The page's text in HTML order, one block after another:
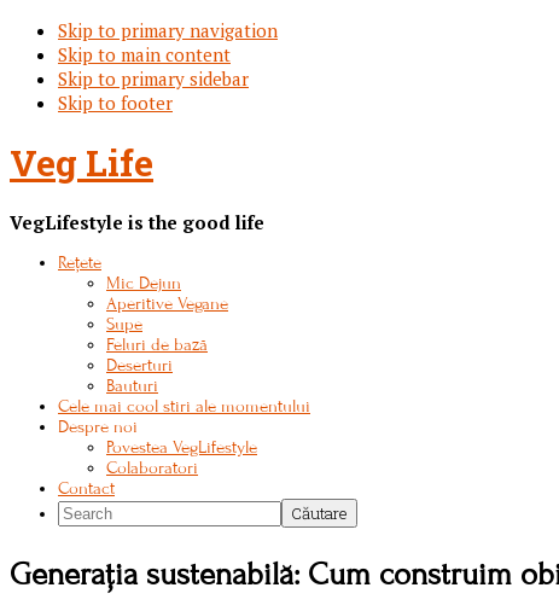
Skip to primary navigation
Skip to main content
Skip to primary sidebar
Skip to footer
Veg Life
VegLifestyle is the good life
Rețete
Mic Dejun
Aperitive Vegane
Supe
Feluri de bază
Deserturi
Bauturi
Cele mai cool stiri ale momentului
Despre noi
Povestea VegLifestyle
Colaboratori
Contact
Search
Generația sustenabilă: Cum construim